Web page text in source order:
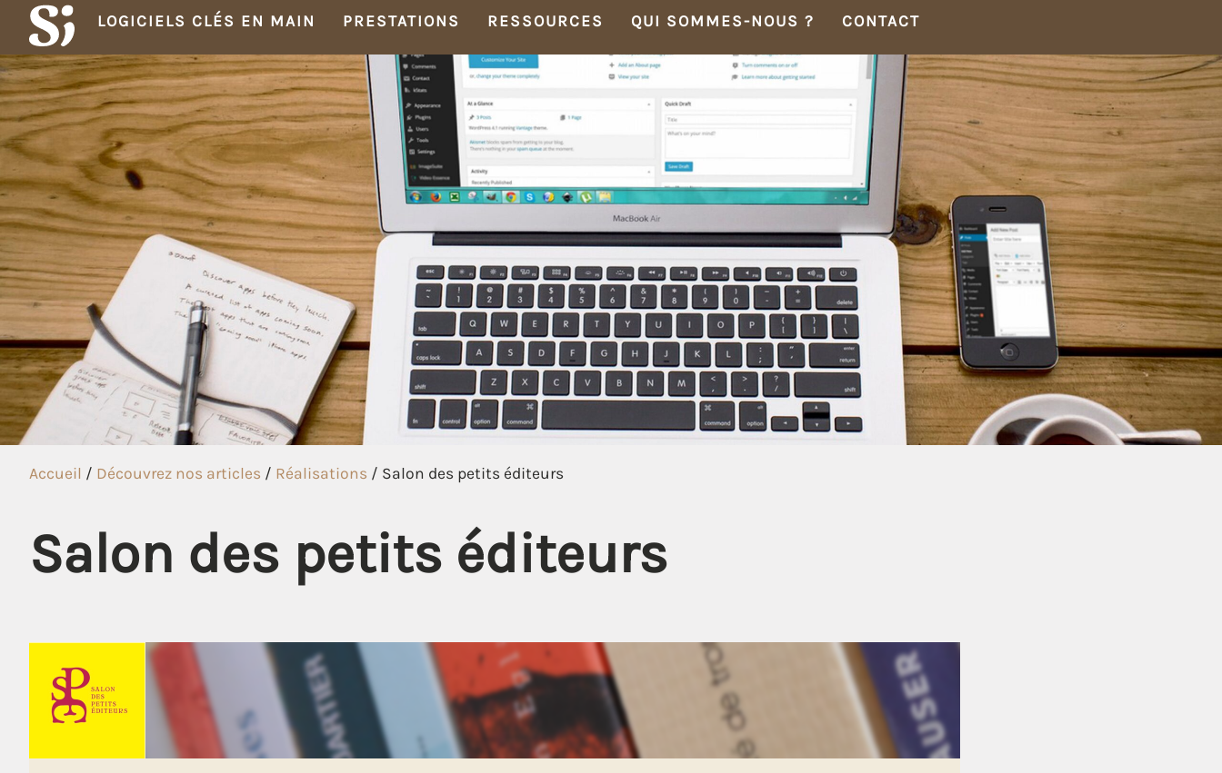
LOGICIELS CLÉS EN MAIN PRESTATIONS RESSOURCES QUI SOMMES-NOUS ? CONTACT
Accueil / Découvrez nos articles / Réalisations / Salon des petits éditeurs
Salon des petits éditeurs